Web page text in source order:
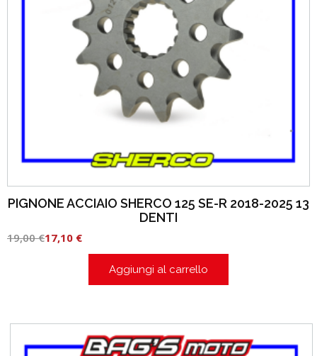
PIGNONE ACCIAIO SHERCO 125 SE-R 2018-2025 13
DENTI
19,00€17,10 €
Aggiungi al carrello